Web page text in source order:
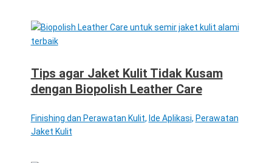
Tips agar Jaket Kulit Tidak Kusam
dengan Biopolish Leather Care
Finishing dan Perawatan Kulit, Ide Aplikasi, Perawatan
Jaket Kulit